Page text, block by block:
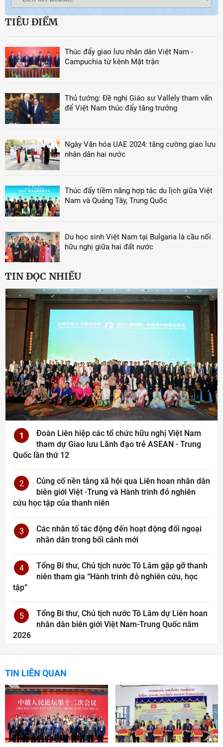
TIÊU ĐIỂM
Thúc đẩy giao lưu nhân dân Việt Nam -
Campuchia từ kênh Mặt trận
Thủ tướng: Đề nghị Giáo sư Vallely tham vấn
để Việt Nam thúc đẩy tăng trưởng
Ngày Văn hóa UAE 2024: tăng cường giao lưu
nhân dân hai nước
Thúc đẩy tiềm năng hợp tác du lịch giữa Việt
Nam và Quảng Tây, Trung Quốc
Du học sinh Việt Nam tại Bulgaria là cầu nối
hữu nghị giữa hai đất nước
TIN ĐỌC NHIỀU
1
Đoàn Liên hiệp các tổ chức hữu nghị Việt Nam
tham dự Giao lưu Lãnh đạo trẻ ASEAN - Trung
Quốc lần thứ 12
2
Củng cố nền tảng xã hội qua Liên hoan nhân dân
biên giới Việt -Trung và Hành trình đỏ nghiên
cứu học tập của thanh niên
3
Các nhân tố tác động đến hoạt động đối ngoại
nhân dân trong bối cảnh mới
4
Tổng Bí thư, Chủ tịch nước Tô Lâm gặp gỡ thanh
niên tham gia “Hành trình đỏ nghiên cứu, học
tập”
5
Tổng Bí thư, Chủ tịch nước Tô Lâm dự Liên hoan
nhân dân biên giới Việt Nam-Trung Quốc năm
2026
TIN LIÊN QUAN